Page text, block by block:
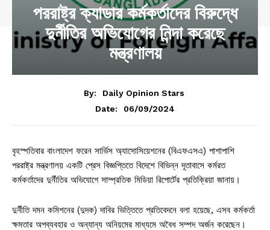
পররাষ্ট্র ক্যাডার কর্মকর্তাদের বিরুদ্ধে
দুর্নীতির অভিযোগের নিন্দা করেছে
মন্ত্রণালয়
By:
Daily Opinion Stars
Date:
06/09/2024
বৃহস্পতিবার বাংলাদেশ ফরেন সার্ভিস অ্যাসোসিয়েশনের (বিএফএসএ) পাশাপাশি
পররাষ্ট্র মন্ত্রণালয় একটি প্রেস বিজ্ঞপ্তিতে বিদেশে বিভিন্ন দূতাবাসে কর্মরত
কর্মকর্তাদের দুর্নীতির অভিযোগে সাম্প্রতিক মিডিয়া রিপোর্টের প্রতিক্রিয়া জানায়।
দুর্নীতি দমন কমিশনের (দুদক) দাবির ভিত্তিতে প্রতিবেদনে বলা হয়েছে, এসব কর্মকর্তা
ক্ষমতার অপব্যবহার ও অন্যান্য অনিয়মের মাধ্যমে অবৈধ সম্পদ অর্জন করেছেন।